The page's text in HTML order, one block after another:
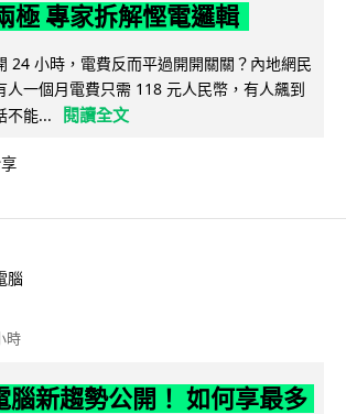
極 專家拆解慳電邏輯
24 小時，電費反而平過開開關關？內地網民
人一個月電費只需 118 元人民幣，有人飆到
不能...
閱讀全文
腦
時
新趨勢公開！ 如何享最多